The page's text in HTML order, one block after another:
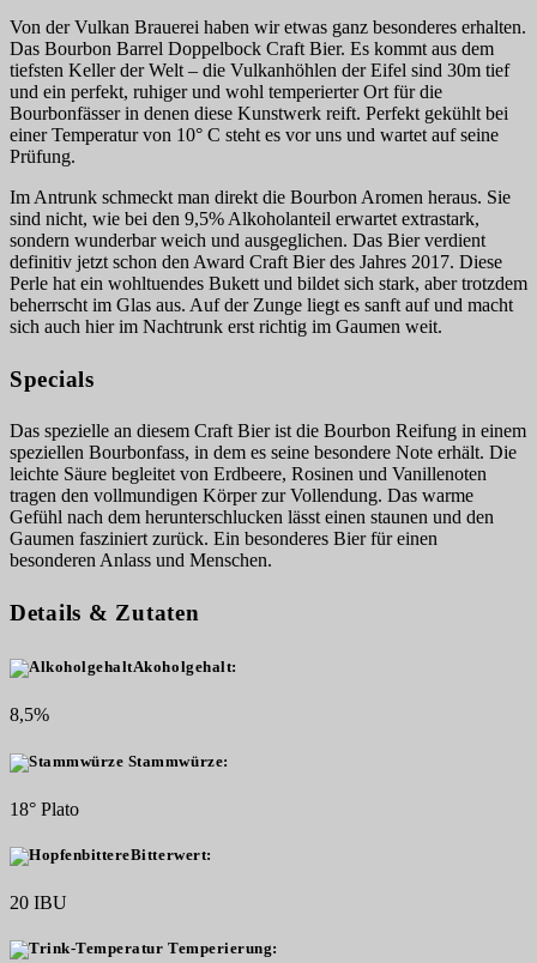
Von der Vulkan Brauerei haben wir etwas ganz besonderes erhalten.
Das Bourbon Barrel Doppelbock Craft Bier. Es kommt aus dem
tiefsten Keller der Welt – die Vulkanhöhlen der Eifel sind 30m tief
und ein perfekt, ruhiger und wohl temperierter Ort für die
Bourbonfässer in denen diese Kunstwerk reift. Perfekt gekühlt bei
einer Temperatur von 10° C steht es vor uns und wartet auf seine
Prüfung.
Im Antrunk schmeckt man direkt die Bourbon Aromen heraus. Sie
sind nicht, wie bei den 9,5% Alkoholanteil erwartet extrastark,
sondern wunderbar weich und ausgeglichen. Das Bier verdient
definitiv jetzt schon den Award Craft Bier des Jahres 2017. Diese
Perle hat ein wohltuendes Bukett und bildet sich stark, aber trotzdem
beherrscht im Glas aus. Auf der Zunge liegt es sanft auf und macht
sich auch hier im Nachtrunk erst richtig im Gaumen weit.
Specials
Das spezielle an diesem Craft Bier ist die Bourbon Reifung in einem
speziellen Bourbonfass, in dem es seine besondere Note erhält. Die
leichte Säure begleitet von Erdbeere, Rosinen und Vanillenoten
tragen den vollmundigen Körper zur Vollendung. Das warme
Gefühl nach dem herunterschlucken lässt einen staunen und den
Gaumen fasziniert zurück. Ein besonderes Bier für einen
besonderen Anlass und Menschen.
Details & Zutaten
Akoholgehalt:
8,5%
Stammwürze:
18° Plato
Bitterwert:
20 IBU
Temperierung: